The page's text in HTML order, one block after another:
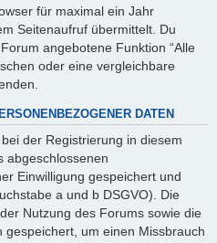
für maximal ein Jahr
Seitenaufruf übermittelt. Du
angebotene Funktion “Alle
oder eine vergleichbare
DATEN
der Registrierung in diesem
abgeschlossenen
Einwilligung gespeichert und
a und b DSGVO). Die
Nutzung des Forums sowie die
um einen Missbrauch